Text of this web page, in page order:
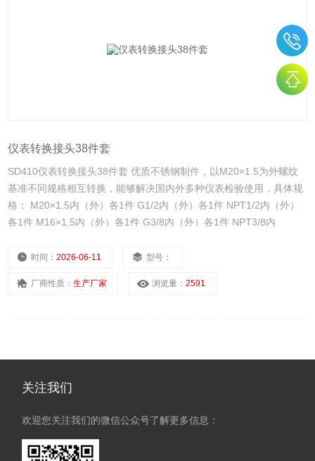
仪表转换接头38件套
SD410仪表转换接头38件套 优质不锈钢制件，以M20×1.5为外螺纹
基准不同规格相互转换，能够解决国内外多种仪表检验使用，具体规
格： M20×1.5内（外）各1件 G1/2内（外）各1件 NPT1/2内（外）
各1件 M16×1.5内（外）各1件 G3/8内（外）各1件 NPT3/8内
时间：2026-06-11 型号：
厂商性质：生产厂家 浏览量：2591
关注我们
欢迎您关注我们的微信公众号了解更多信息：